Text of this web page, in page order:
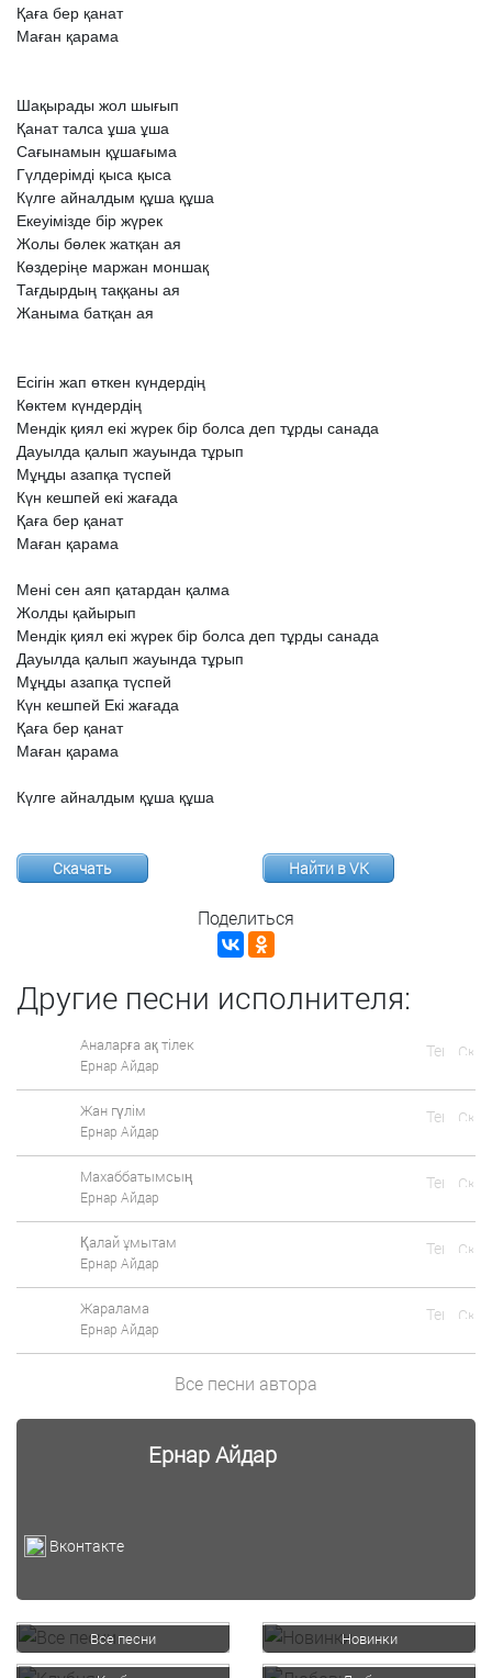
Қаға бер қанат
Маған қарама
Шақырады жол шығып
Қанат талса ұша ұша
Сағынамын құшағыма
Гүлдерімді қыса қыса
Күлге айналдым құша құша
Екеуімізде бір жүрек
Жолы бөлек жатқан ая
Көздеріңе маржан моншақ
Тағдырдың таққаны ая
Жаныма батқан ая
Есігін жап өткен күндердің
Көктем күндердің
Мендік қиял екі жүрек бір болса деп тұрды санада
Дауылда қалып жауында тұрып
Мұңды азапқа түспей
Күн кешпей екі жағада
Қаға бер қанат
Маған қарама
Мені сен аяп қатардан қалма
Жолды қайырып
Мендік қиял екі жүрек бір болса деп тұрды санада
Дауылда қалып жауында тұрып
Мұңды азапқа түспей
Күн кешпей Екі жағада
Қаға бер қанат
Маған қарама
Күлге айналдым құша құша
Скачать Найти в VK
Поделиться
Другие песни исполнителя:
Аналарға ақ тілек
Ернар Айдар
Жан гүлім
Ернар Айдар
Махаббатымсың
Ернар Айдар
Қалай ұмытам
Ернар Айдар
Жаралама
Ернар Айдар
Все песни автора
Ернар Айдар
Вконтакте
Все песни Новинки